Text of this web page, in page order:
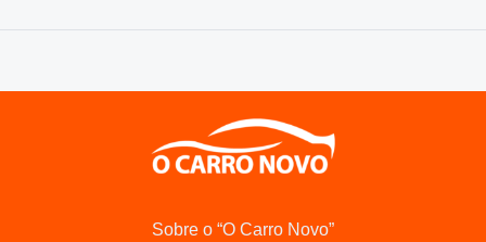
Sobre o “O Carro Novo”